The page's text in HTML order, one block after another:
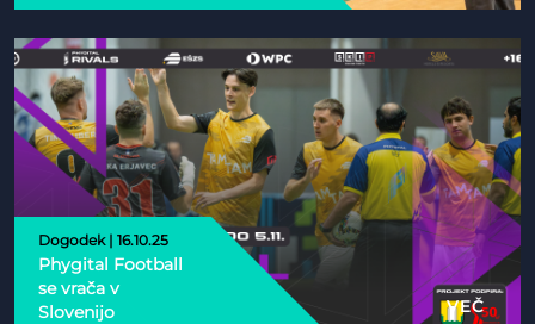
Dogodek | 16.10.25
Phygital Football
se vrača v
Slovenijo
VEČ